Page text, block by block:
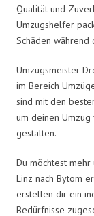
Qualität und
Umzugshelfer
Schäden während
Umzugsmeister
im Bereich
sind mit den
um deinen
gestalten.
Du möchtest
Linz nach Bytom
erstellen dir ein
Bedürfnisse